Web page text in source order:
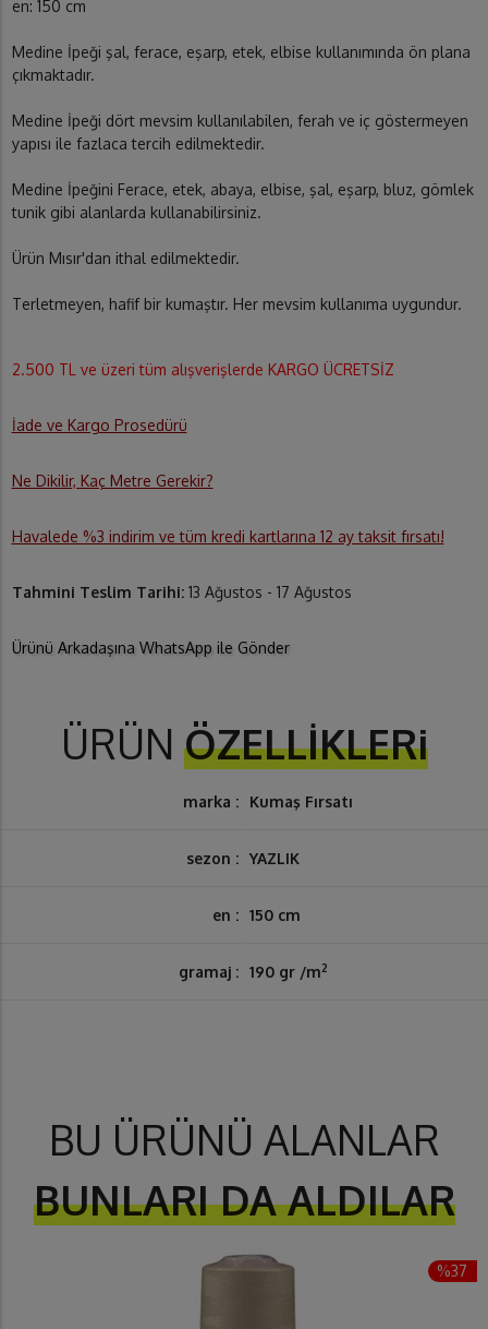
en: 150 cm
Medine İpeği şal, ferace, eşarp, etek, elbise kullanımında ön plana
çıkmaktadır.
Medine İpeği dört mevsim kullanılabilen, ferah ve iç göstermeyen
yapısı ile fazlaca tercih edilmektedir.
Medine İpeğini Ferace, etek, abaya, elbise, şal, eşarp, bluz, gömlek
tunik gibi alanlarda kullanabilirsiniz.
Ürün Mısır'dan ithal edilmektedir.
Terletmeyen, hafif bir kumaştır. Her mevsim kullanıma uygundur.
2.500 TL ve üzeri tüm alışverişlerde KARGO ÜCRETSİZ
İade ve Kargo Prosedürü
Ne Dikilir, Kaç Metre Gerekir?
Havalede %3 indirim ve tüm kredi kartlarına 12 ay taksit fırsatı!
Tahmini Teslim Tarihi: 13 Ağustos - 17 Ağustos
Ürünü Arkadaşına WhatsApp ile Gönder
ÜRÜN ÖZELLİKLERi
marka : Kumaş Fırsatı
sezon : YAZLIK
en : 150 cm
gramaj : 190 gr /m2
BU ÜRÜNÜ ALANLAR
BUNLARI DA ALDILAR
%37